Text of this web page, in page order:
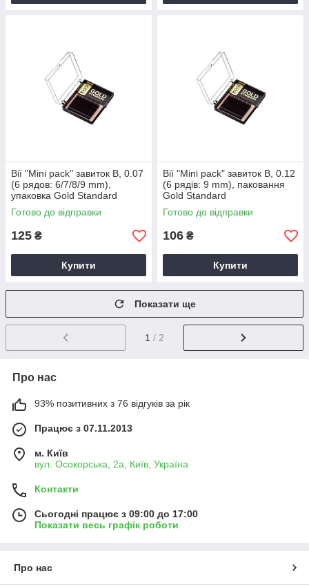
Вії "Mini pack" завиток В, 0.07
(6 рядов: 6/7/8/9 mm),
упаковка Gold Standard
Готово до відправки
125 ₴
Купити
Вії "Mini pack" завиток В, 0.12
(6 рядів: 9 mm), паковання
Gold Standard
Готово до відправки
106 ₴
Купити
Показати ще
1 / 2
Про нас
93% позитивних з 76 відгуків за рік
Працює з 07.11.2013
м. Київ
вул. Осокорська, 2а, Київ, Україна
Контакти
Сьогодні працює з 09:00 до 17:00
Показати весь графік роботи
Про нас